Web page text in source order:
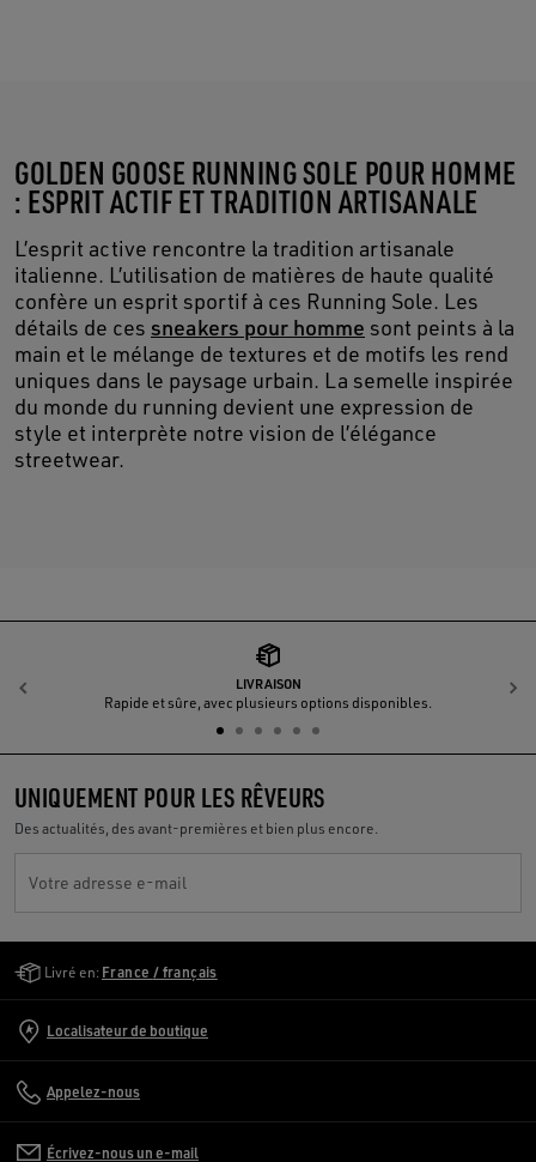
GOLDEN GOOSE RUNNING SOLE POUR HOMME
: ESPRIT ACTIF ET TRADITION ARTISANALE
L’esprit active rencontre la tradition artisanale
italienne. L’utilisation de matières de haute qualité
confère un esprit sportif à ces Running Sole. Les
détails de ces sneakers pour homme sont peints à la
main et le mélange de textures et de motifs les rend
uniques dans le paysage urbain. La semelle inspirée
du monde du running devient une expression de
style et interprète notre vision de l’élégance
streetwear.
LIVRAISON
Rapide et sûre, avec plusieurs options disponibles.
Précédent
UNIQUEMENT POUR LES RÊVEURS
Des actualités, des avant-premières et bien plus encore.
Votre adresse e-mail
Livré en: France / français
Localisateur de boutique
Appelez-nous
Écrivez-nous un e-mail